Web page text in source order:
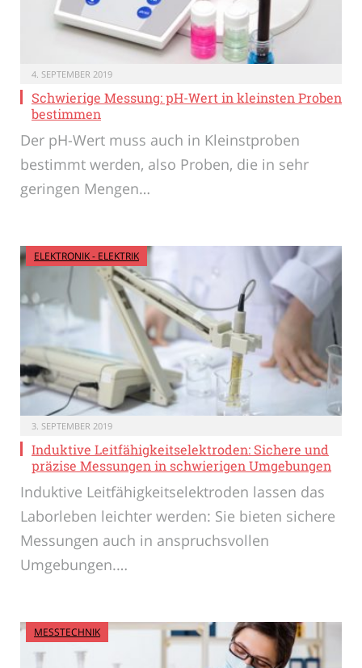
4. SEPTEMBER 2019
Schwierige Messung: pH-Wert in kleinsten Proben
bestimmen
Der pH-Wert muss auch in Kleinstproben
bestimmt werden, also Proben, die in sehr
geringen Mengen…
ELEKTRONIK - ELEKTRIK
3. SEPTEMBER 2019
Induktive Leitfähigkeitselektroden: Sichere und
präzise Messungen in schwierigen Umgebungen
Induktive Leitfähigkeitselektroden lassen das
Laborleben leichter werden: Sie bieten sichere
Messungen auch in anspruchsvollen
Umgebungen.…
MESSTECHNIK